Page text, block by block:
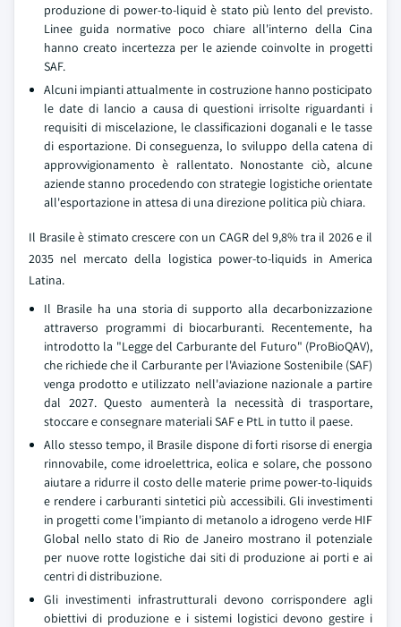
produzione di power-to-liquid è stato più lento del previsto.
Linee guida normative poco chiare all'interno della Cina
hanno creato incertezza per le aziende coinvolte in progetti
SAF.
Alcuni impianti attualmente in costruzione hanno posticipato
le date di lancio a causa di questioni irrisolte riguardanti i
requisiti di miscelazione, le classificazioni doganali e le tasse
di esportazione. Di conseguenza, lo sviluppo della catena di
approvvigionamento è rallentato. Nonostante ciò, alcune
aziende stanno procedendo con strategie logistiche orientate
all'esportazione in attesa di una direzione politica più chiara.
Il Brasile è stimato crescere con un CAGR del 9,8% tra il 2026 e il
2035 nel mercato della logistica power-to-liquids in America
Latina.
Il Brasile ha una storia di supporto alla decarbonizzazione
attraverso programmi di biocarburanti. Recentemente, ha
introdotto la "Legge del Carburante del Futuro" (ProBioQAV),
che richiede che il Carburante per l'Aviazione Sostenibile (SAF)
venga prodotto e utilizzato nell'aviazione nazionale a partire
dal 2027. Questo aumenterà la necessità di trasportare,
stoccare e consegnare materiali SAF e PtL in tutto il paese.
Allo stesso tempo, il Brasile dispone di forti risorse di energia
rinnovabile, come idroelettrica, eolica e solare, che possono
aiutare a ridurre il costo delle materie prime power-to-liquids
e rendere i carburanti sintetici più accessibili. Gli investimenti
in progetti come l'impianto di metanolo a idrogeno verde HIF
Global nello stato di Rio de Janeiro mostrano il potenziale
per nuove rotte logistiche dai siti di produzione ai porti e ai
centri di distribuzione.
Gli investimenti infrastrutturali devono corrispondere agli
obiettivi di produzione e i sistemi logistici devono gestire i